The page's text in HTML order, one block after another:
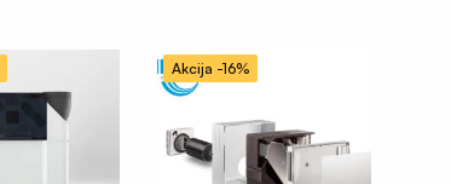
Akcija -16%